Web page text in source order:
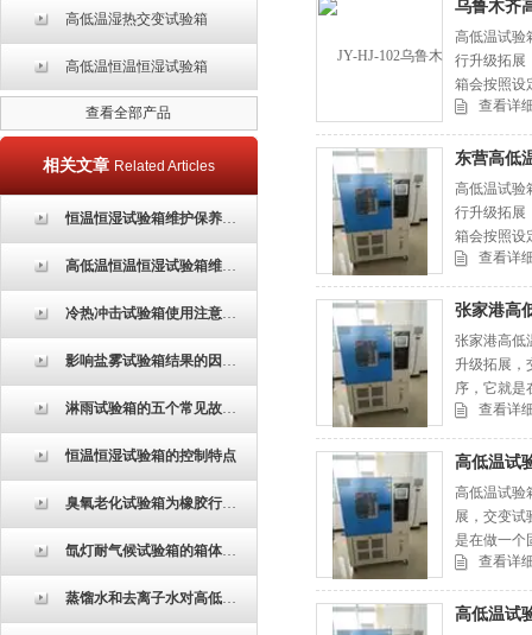
高低温湿热交变试验箱
高低温恒温恒湿试验箱
查看全部产品
相关文章 Related Articles
恒温恒湿试验箱维护保养注意事项
高低温恒温恒湿试验箱维护保养的重点项目
冷热冲击试验箱使用注意事项和参数
影响盐雾试验箱结果的因数有那些呢？
淋雨试验箱的五个常见故障如何处理?
恒温恒湿试验箱的控制特点
臭氧老化试验箱为橡胶行业带来了哪些便利
氙灯耐气候试验箱的箱体结构与材料选择对测试结果的影响
蒸馏水和去离子水对高低温试验箱的试验有什么不同
乌鲁木齐
高低温试验
行升级拓展
箱会按照设
气候，从而
查看详
东营高低
高低温试验
行升级拓展
箱会按照设
气候，从而
查看详
张家港高
张家港高低
升级拓展，
序，它就是
性更高。
查看详
高低温试
高低温试验
展，交变试
是在做一个
巨夷仪器，
查看详
高低温试